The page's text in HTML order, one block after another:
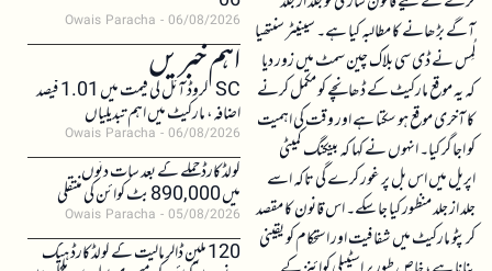
آگے بڑھانے کا مطالبہ کیا ہے۔ سینیٹر سنتھیا
لُمِس نے ڈی سی بلاک چین سمٹ میں زور دیا
کہ یہ موقع مارکیٹ کے ڈھانچے کو مکمل کرنے
کا آخری موقع ہو سکتا ہے اور وقت کی اہمیت
کو اجاگر کیا۔ انہوں نے کہا کہ بینکنگ کمیٹی
اپریل میں اس بل پر غور کرے گی تاکہ اسے
جلد از جلد منظور کیا جا سکے۔ اس قانون کا مقصد
کرپٹو مارکیٹ میں شفافیت اور استحکام کو یقینی
Owais Paracha 06/08/2026
اہم خبریں SC کروڈ آئل کی قیمت میں 1.01 فیصد
اضافہ، مارکیٹ میں اہم تبدیلیاں
Owais Paracha 06/08/2026
کولڈکارڈ حملے کے بعد سات دنوں
میں 890,000 بٹ کوائن کی منتقلی
Owais Paracha 05/08/2026
120 ملین ڈالر مالیت کے کولڈکارڈ ہیک